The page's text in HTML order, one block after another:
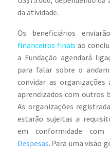
da atividade.
Os beneficiários
financeiros finais ao
a Fundação agendará
para falar sobre o
convidar as
aprendizados com outros
As organizações
estarão sujeitas a
em conformidade
Despesas. Para uma visão